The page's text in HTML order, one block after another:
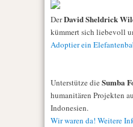
DerDavid Sheldrick
kümmert sich liebevoll
Adoptier ein
Unterstütze die Sumba
humanitären Projekten
Indonesien.
Wir waren da! Weitere